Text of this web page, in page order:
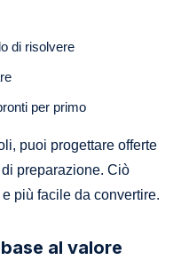
di risolvere
per primo
puoi progettare offerte
preparazione. Ciò
più facile da convertire.
al valore